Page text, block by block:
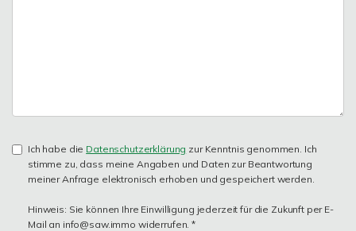
Ich habe die Datenschutzerklärung zur Kenntnis genommen. Ich
stimme zu, dass meine Angaben und Daten zur Beantwortung
meiner Anfrage elektronisch erhoben und gespeichert werden.
Hinweis: Sie können Ihre Einwilligung jederzeit für die Zukunft per E-
Mail an info@saw.immo widerrufen. *